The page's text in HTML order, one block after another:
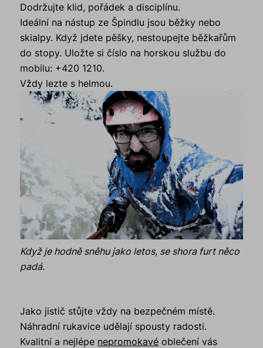
Dodržujte klid, pořádek a disciplínu.
Ideální na nástup ze Špindlu jsou běžky nebo
skialpy. Když jdete pěšky, nestoupejte běžkařům
do stopy. Uložte si číslo na horskou službu do
mobilu: +420 1210.
Vždy lezte s helmou.
Když je hodně sněhu jako letos, se shora furt něco
padá.
Jako jistič stůjte vždy na bezpečném místě.
Náhradní rukavice udělají spousty radosti.
Kvalitní a nejlépe nepromokavé oblečení vás